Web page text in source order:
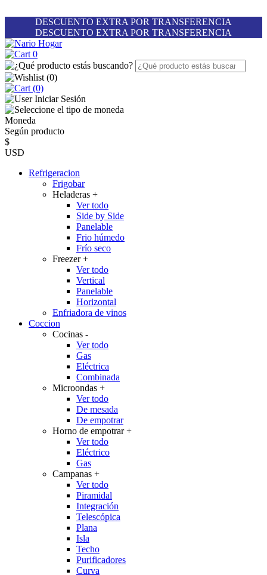
DESCUENTO EXTRA POR TRANSFERENCIA
DESCUENTO EXTRA POR TRANSFERENCIA
0
(0)
(0)
Iniciar Sesión
Moneda
Según producto
$
USD
Refrigeracion
Frigobar
Heladeras +
Ver todo
Side by Side
Panelable
Frio húmedo
Frío seco
Freezer+
Ver todo
Vertical
Panelable
Horizontal
Enfriadora de vinos
Coccion
Cocinas -
Ver todo
Gas
Eléctrica
Combinada
Microondas +
Ver todo
De mesada
De empotrar
Horno de empotrar+
Ver todo
Eléctrico
Gas
Campanas +
Ver todo
Piramidal
Integración
Telescópica
Plana
Isla
Techo
Purificadores
Curva